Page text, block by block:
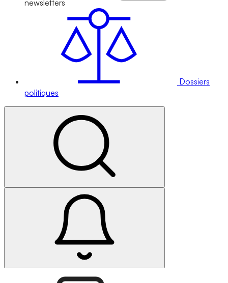
newsletters
Dossiers
politiques